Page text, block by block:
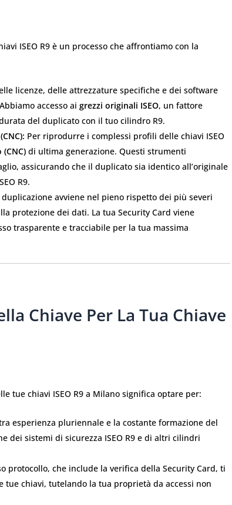
ISEO R9 è un processo che affrontiamo con la
licenze, delle attrezzature specifiche e dei software
accesso ai grezzi originali ISEO, un fattore
del duplicato con il tuo cilindro R9.
Per riprodurre i complessi profili delle chiavi ISEO
di ultima generazione. Questi strumenti
assicurando che il duplicato sia identico all’originale
R9.
avviene nel pieno rispetto dei più severi
protezione dei dati. La tua Security Card viene
trasparente e tracciabile per la tua massima
Chiave Per La Tua Chiave
tue chiavi ISEO R9 a Milano significa optare per:
esperienza pluriennale e la costante formazione del
dei sistemi di sicurezza ISEO R9 e di altri cilindri
protocollo, che include la verifica della Security Card, ti
chiavi, tutelando la tua proprietà da accessi non